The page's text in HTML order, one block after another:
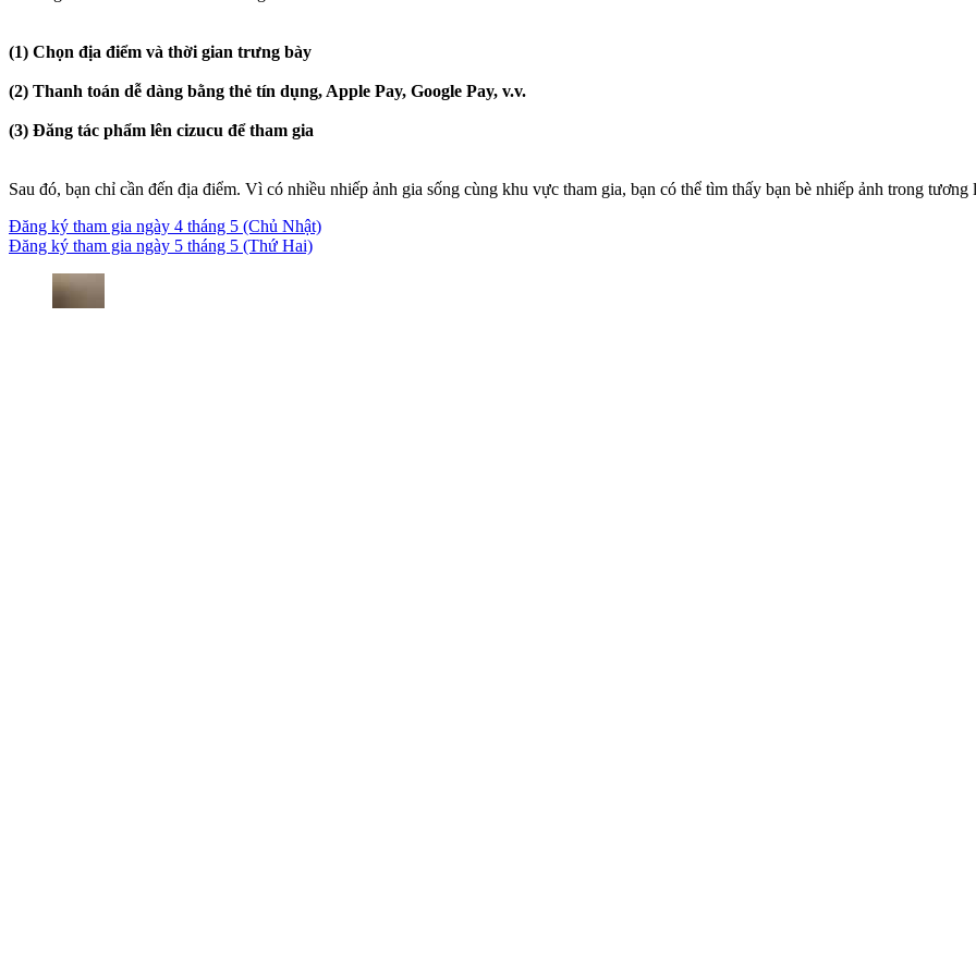
(1) Chọn địa điểm và thời gian trưng bày
(2) Thanh toán dễ dàng bằng thẻ tín dụng, Apple Pay, Google Pay, v.v.
(3) Đăng tác phẩm lên cizucu để tham gia
Sau đó, bạn chỉ cần đến địa điểm. Vì có nhiều nhiếp ảnh gia sống cùng khu vực tham gia, bạn có thể tìm thấy bạn bè nhiếp ảnh trong tương
Đăng ký tham gia ngày 4 tháng 5 (Chủ Nhật)
Đăng ký tham gia ngày 5 tháng 5 (Thứ Hai)